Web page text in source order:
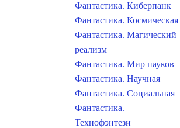
Фантастика. Киберпанк
Фантастика. Космическая
Фантастика. Магический
реализм
Фантастика. Мир пауков
Фантастика. Научная
Фантастика. Социальная
Фантастика.
Технофэнтези